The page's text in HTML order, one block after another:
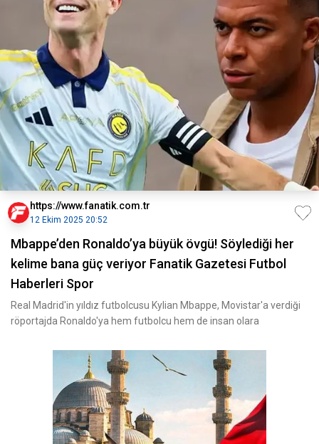
https://www.fanatik.com.tr
12 Ekim 2025 20:52
Mbappe’den Ronaldo’ya büyük övgü! Söylediği her
kelime bana güç veriyor Fanatik Gazetesi Futbol
Haberleri Spor
Real Madrid'in yıldız futbolcusu Kylian Mbappe, Movistar'a verdiği
röportajda Ronaldo'ya hem futbolcu hem de insan olara